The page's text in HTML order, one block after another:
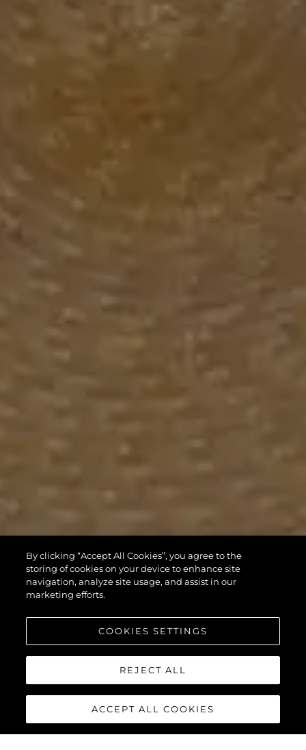
By clicking “Accept All Cookies”, you agree to the
storing of cookies on your device to enhance site
navigation, analyze site usage, and assist in our
marketing efforts.
COOKIES SETTINGS
REJECT ALL
ACCEPT ALL COOKIES